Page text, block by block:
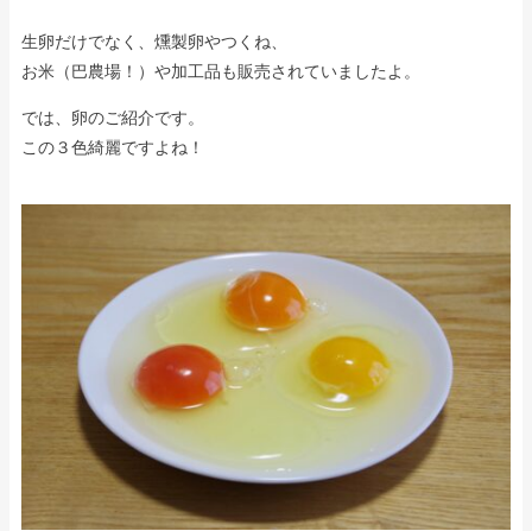
生卵だけでなく、燻製卵やつくね、
お米（巴農場！）や加工品も販売されていましたよ。
では、卵のご紹介です。
この３色綺麗ですよね！